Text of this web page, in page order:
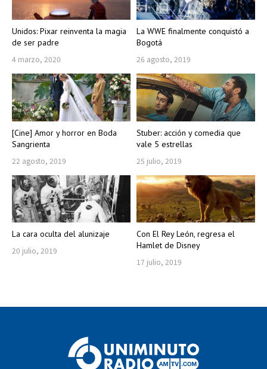
Unidos: Pixar reinventa la magia
de ser padre
4 marzo, 2020
La WWE finalmente conquistó a
Bogotá
26 agosto, 2019
[Cine] Amor y horror en Boda
Sangrienta
22 agosto, 2019
Stuber: acción y comedia que
vale 5 estrellas
25 julio, 2019
La cara oculta del alunizaje
20 julio, 2019
Con El Rey León, regresa el
Hamlet de Disney
17 julio, 2019